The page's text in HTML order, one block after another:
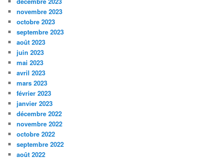
novembre 2023
octobre 2023
septembre 2023
août 2023
juin 2023
mai 2023
avril 2023
mars 2023
février 2023
janvier 2023
décembre 2022
novembre 2022
octobre 2022
septembre 2022
août 2022